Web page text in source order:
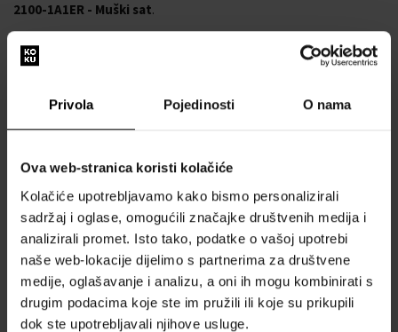
Privola Pojedinosti O nama
Ova web-stranica koristi kolačiće
Kolačiće upotrebljavamo kako bismo personalizirali
sadržaj i oglase, omogućili značajke društvenih medija i
analizirali promet. Isto tako, podatke o vašoj upotrebi
naše web-lokacije dijelimo s partnerima za društvene
medije, oglašavanje i analizu, a oni ih mogu kombinirati s
drugim podacima koje ste im pružili ili koje su prikupili
dok ste upotrebljavali njihove usluge.
2100-1A1ER - Muški sat.
Funkcije: 24 sata, 5 dnevnih alarma, Alarm, Kronograf, Datum,
Dan, Sat, Minuta, Mjesec, Sekunda, Otporno na udarce,
Pokret: Baterija (kvarc)
Boja brojčanika: Crna
Prikaz: Analogni i digitalni
Otpornost na vodu: 20
Okvir: Fiksni
Površinska obrada: Mat
Boja kućišta: Crna
Materijal kućišta: Ugljik